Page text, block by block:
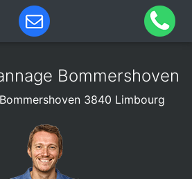
Bommershoven
3840 Limbourg